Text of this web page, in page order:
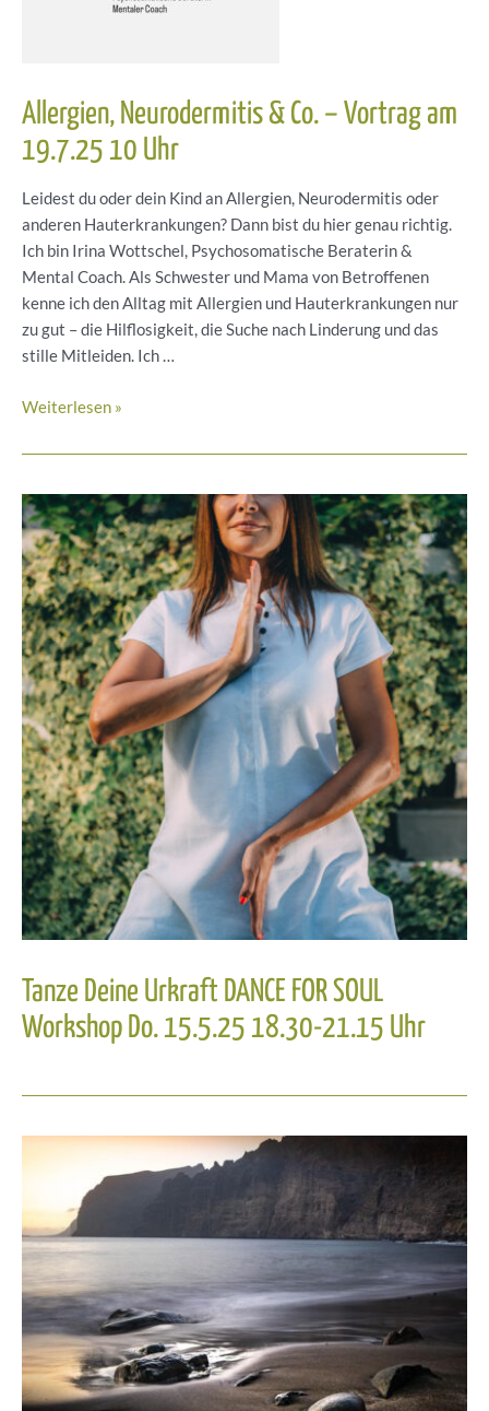
Allergien, Neurodermitis & Co. – Vortrag am
19.7.25 10 Uhr
Leidest du oder dein Kind an Allergien, Neurodermitis oder
anderen Hauterkrankungen? Dann bist du hier genau richtig.
Ich bin Irina Wottschel, Psychosomatische Beraterin &
Mental Coach. Als Schwester und Mama von Betroffenen
kenne ich den Alltag mit Allergien und Hauterkrankungen nur
zu gut – die Hilflosigkeit, die Suche nach Linderung und das
stille Mitleiden. Ich …
Allergien,
&
–
Vortrag
am
19.7.25
10
Uhr
Weiterlesen »
Tanze Deine Urkraft DANCE FOR SOUL
Workshop Do. 15.5.25 18.30-21.15 Uhr